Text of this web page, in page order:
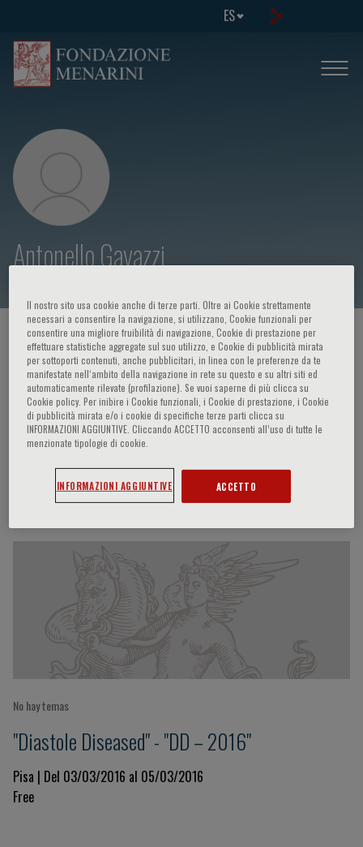
ES
Antonello Gavazzi
HOME PAGE / CURSOS Y EVENTOS / ORADOR
Antonello Gavazzi
Participaciones del ponente
No hay temas
"Diastole Diseased" - "DD – 2016"
Pisa | Del 03/03/2016 al 05/03/2016
Free
Il nostro sito usa cookie anche di terze parti. Oltre ai Cookie strettamente
necessari a consentire la navigazione, si utilizzano, Cookie funzionali per
consentire una migliore fruibilità di navigazione, Cookie di prestazione per
effettuare statistiche aggregate sul suo utilizzo, e Cookie di pubblicità mirata
per sottoporti contenuti, anche pubblicitari, in linea con le preferenze da te
manifestate nell‘ambito della navigazione in rete su questo e su altri siti ed
automaticamente rilevate (profilazione). Se vuoi saperne di più clicca su
Cookie policy. Per inibire i Cookie funzionali, i Cookie di prestazione, i Cookie
di pubblicità mirata e/o i cookie di specifiche terze parti clicca su
INFORMAZIONI AGGIUNTIVE. Cliccando ACCETTO acconsenti all’uso di tutte le
menzionate tipologie di cookie.
INFORMAZIONI AGGIUNTIVE ACCETTO